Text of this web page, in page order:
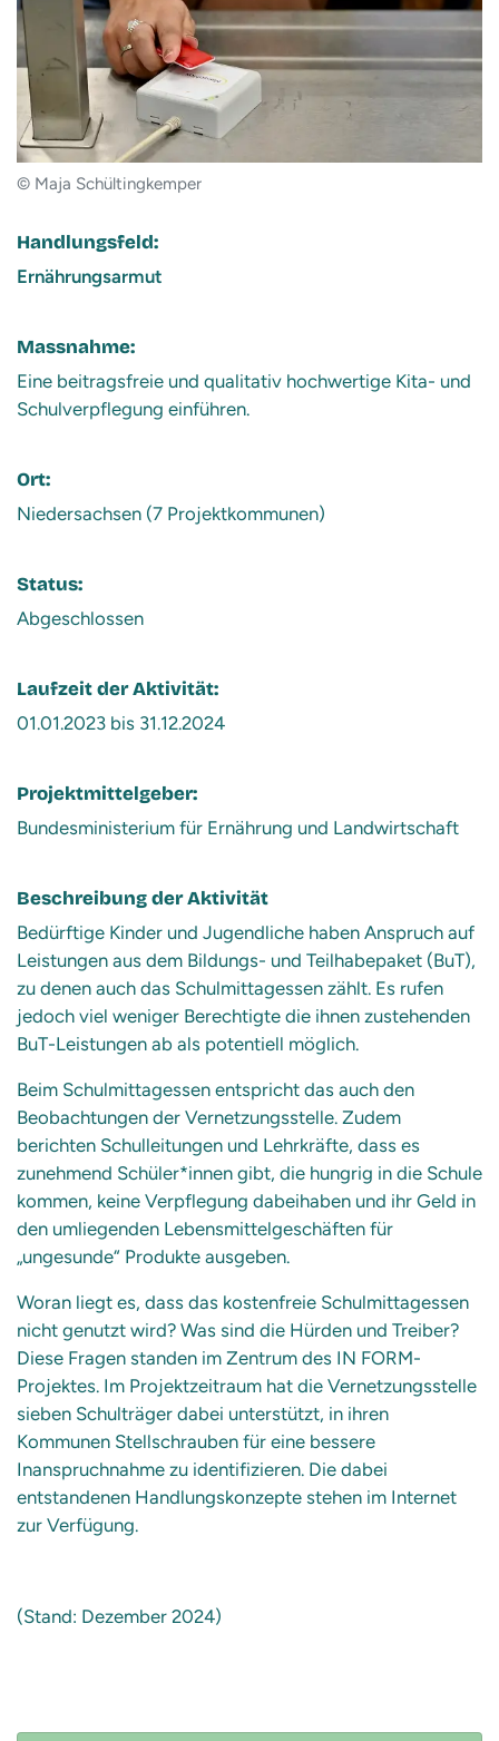
© Maja Schültingkemper
Handlungsfeld:
Ernährungsarmut
Massnahme:
Eine beitragsfreie und qualitativ hochwertige Kita- und
Schulverpflegung einführen.
Ort:
Niedersachsen (7 Projektkommunen)
Status:
Abgeschlossen
Laufzeit der Aktivität:
01.01.2023 bis 31.12.2024
Projektmittelgeber:
Bundesministerium für Ernährung und Landwirtschaft
Beschreibung der Aktivität
Bedürftige Kinder und Jugendliche haben Anspruch auf
Leistungen aus dem Bildungs- und Teilhabepaket (BuT),
zu denen auch das Schulmittagessen zählt. Es rufen
jedoch viel weniger Berechtigte die ihnen zustehenden
BuT-Leistungen ab als potentiell möglich.
Beim Schulmittagessen entspricht das auch den
Beobachtungen der Vernetzungsstelle. Zudem
berichten Schulleitungen und Lehrkräfte, dass es
zunehmend Schüler*innen gibt, die hungrig in die Schule
kommen, keine Verpflegung dabeihaben und ihr Geld in
den umliegenden Lebensmittelgeschäften für
„ungesunde“ Produkte ausgeben.
Woran liegt es, dass das kostenfreie Schulmittagessen
nicht genutzt wird? Was sind die Hürden und Treiber?
Diese Fragen standen im Zentrum des IN FORM-
Projektes. Im Projektzeitraum hat die Vernetzungsstelle
sieben Schulträger dabei unterstützt, in ihren
Kommunen Stellschrauben für eine bessere
Inanspruchnahme zu identifizieren. Die dabei
entstandenen Handlungskonzepte stehen im Internet
zur Verfügung.
(Stand: Dezember 2024)